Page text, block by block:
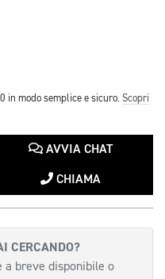
in modo semplice e sicuro. Scopri
AVVIA CHAT
CHIAMA
CERCANDO?
a breve disponibile o